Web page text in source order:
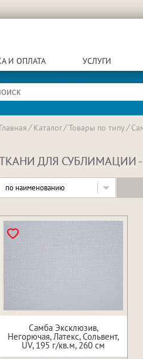
И ОПЛАТА УСЛУГИ
Главная Каталог Товары по типу
ДЛЯ СУБЛИМАЦИИ
по наименованию
Самба Эксклюзив,
Негорючая, Латекс, Сольвент,
UV, 195 г/кв.м, 260 см